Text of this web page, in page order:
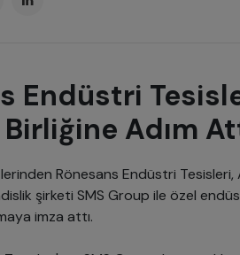
Endüstri
Adım
Rönesans Endüstri Tesisleri,
şirketi SMS Group ile özel
imza attı.